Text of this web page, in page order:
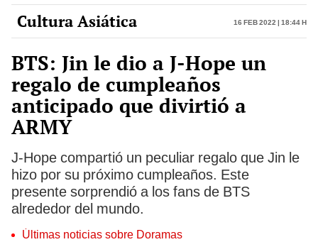
Cultura Asiática 16 Feb 2022 | 18:44 h
BTS: Jin le dio a J-Hope un
regalo de cumpleaños
anticipado que divirtió a
ARMY
J-Hope compartió un peculiar regalo que Jin le
hizo por su próximo cumpleaños. Este
presente sorprendió a los fans de BTS
alrededor del mundo.
Últimas noticias sobre Doramas